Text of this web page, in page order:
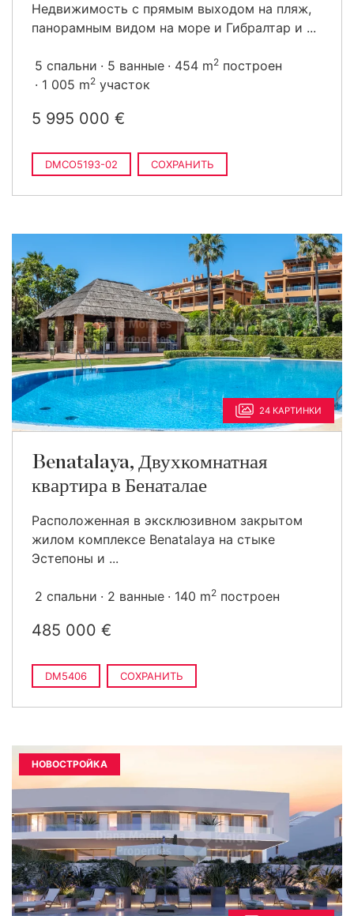
Недвижимость с прямым выходом на пляж,
панорамным видом на море и Гибралтар и ...
5 спальни 5 ванные 454 m2 построен
1 005 m2 участок
5 995 000 €
DMCO5193-02 СОХРАНИТЬ
24 КАРТИНКИ
Benatalaya, Двухкомнатная
квартира в Бенаталае
Расположенная в эксклюзивном закрытом
жилом комплексе Benatalaya на стыке
Эстепоны и ...
2 спальни 2 ванные 140 m2 построен
485 000 €
DM5406 СОХРАНИТЬ
НОВОСТРОЙКА